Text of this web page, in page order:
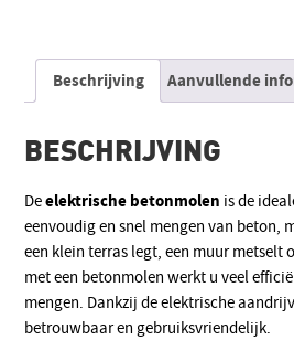
Beschrijving Aanvullende
BESCHRIJVING
Deelektrische betonmolen is de
eenvoudig en snel mengen van beton,
een klein terras legt, een muur metselt
met een betonmolen werkt u veel
mengen. Dankzij de elektrische
betrouwbaar en gebruiksvriendelijk.